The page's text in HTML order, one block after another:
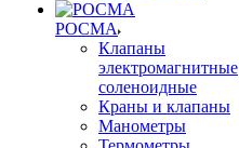
РОСМА
Клапаны
электромагнитные
соленоидные
Краны и клапаны
Манометры